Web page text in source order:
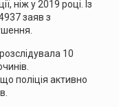
ніж у 2019 році. Із
заяв з
10
поліція активно